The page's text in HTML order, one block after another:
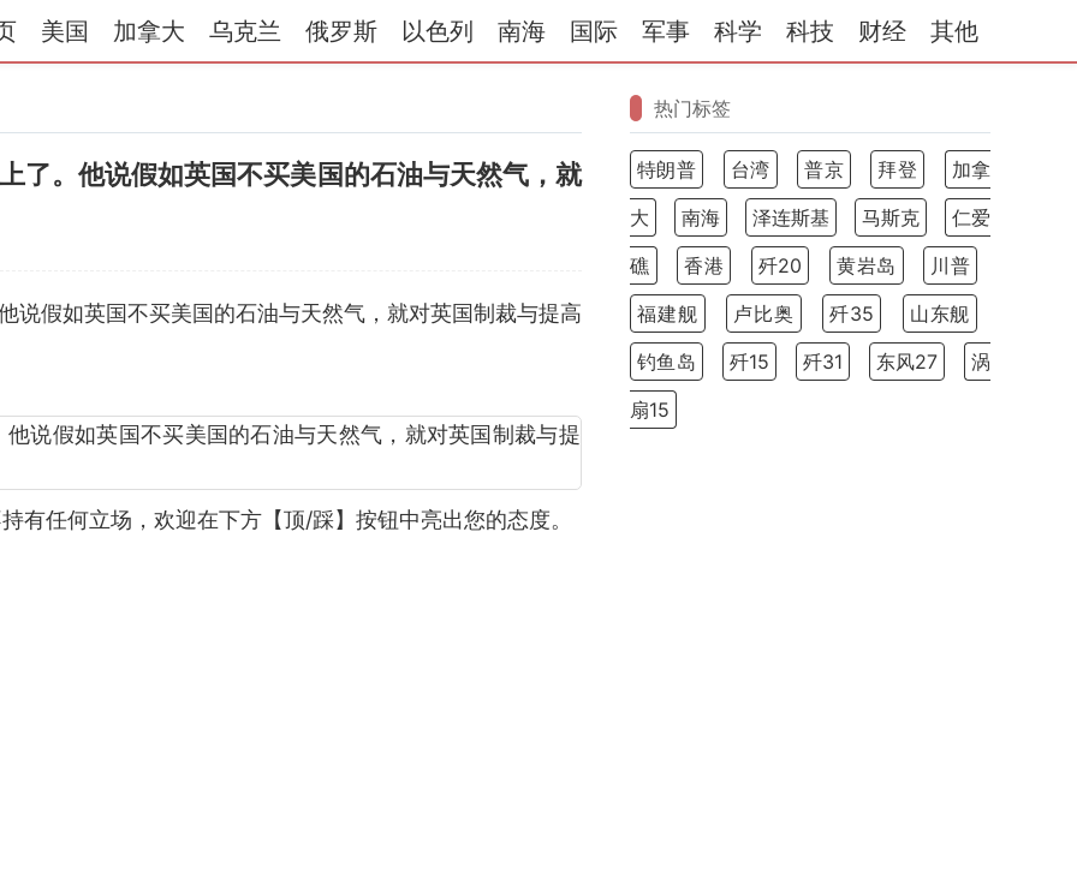
美国 加拿大 乌克兰 俄罗斯 以色列 南海 国际 军事 科学 科技 财经 其他
了。他说假如英国不买美国的石油与天然气，就
说假如英国不买美国的石油与天然气，就对英国制裁与提高
有任何立场，欢迎在下方【顶/踩】按钮中亮出您的态度。
热门标签
特朗普 台湾 普京 拜登
加拿
大
南海 泽连斯基 马斯克
仁爱
礁
香港 歼20 黄岩岛
川普
福建舰
卢比奥 歼35
山东舰
钓鱼岛
歼15 歼31 东风27
涡
扇15